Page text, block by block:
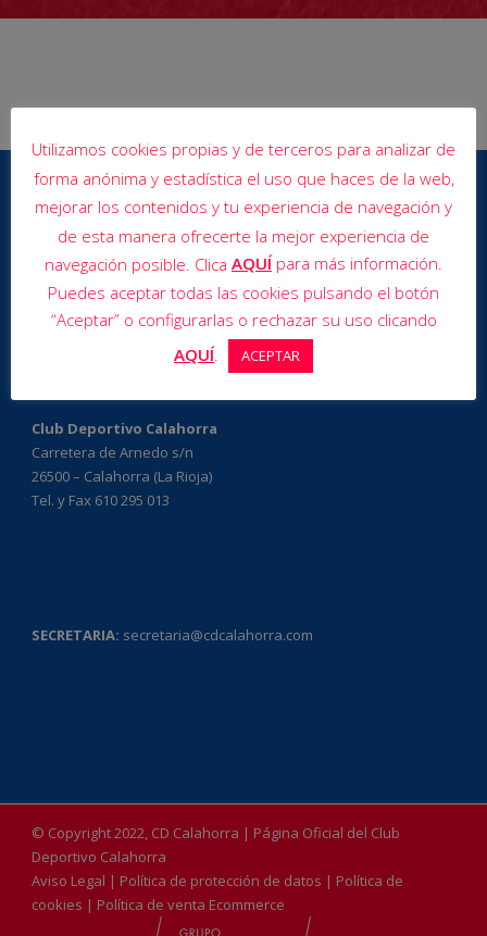
Club Deportivo Calahorra
Carretera de Arnedo s/n
26500 – Calahorra (La Rioja)
Tel. y Fax 610 295 013
SECRETARIA: secretaria@cdcalahorra.com
© Copyright 2022, CD Calahorra | Página Oficial del Club
Deportivo Calahorra
Aviso Legal | Política de protección de datos | Política de
cookies | Política de venta Ecommerce
Utilizamos cookies propias y de terceros para analizar de
forma anónima y estadística el uso que haces de la web,
mejorar los contenidos y tu experiencia de navegación y
de esta manera ofrecerte la mejor experiencia de
navegación posible. Clica AQUÍ para más información.
Puedes aceptar todas las cookies pulsando el botón
“Aceptar” o configurarlas o rechazar su uso clicando
AQUÍ. ACEPTAR